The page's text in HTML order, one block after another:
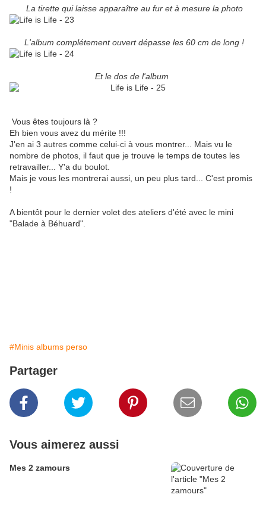
La tirette qui laisse apparaître au fur et à mesure la photo
L'album complétement ouvert dépasse les 60 cm de long !
Et le dos de l'album
Vous êtes toujours là ?
Eh bien vous avez du mérite !!!
J'en ai 3 autres comme celui-ci à vous montrer... Mais vu le
nombre de photos, il faut que je trouve le temps de toutes les
retravailler... Y'a du boulot.
Mais je vous les montrerai aussi, un peu plus tard... C'est promis
!
A bientôt pour le dernier volet des ateliers d'été avec le mini
"Balade à Béhuard".
#Minis albums perso
Partager
Vous aimerez aussi
Mes 2 zamours